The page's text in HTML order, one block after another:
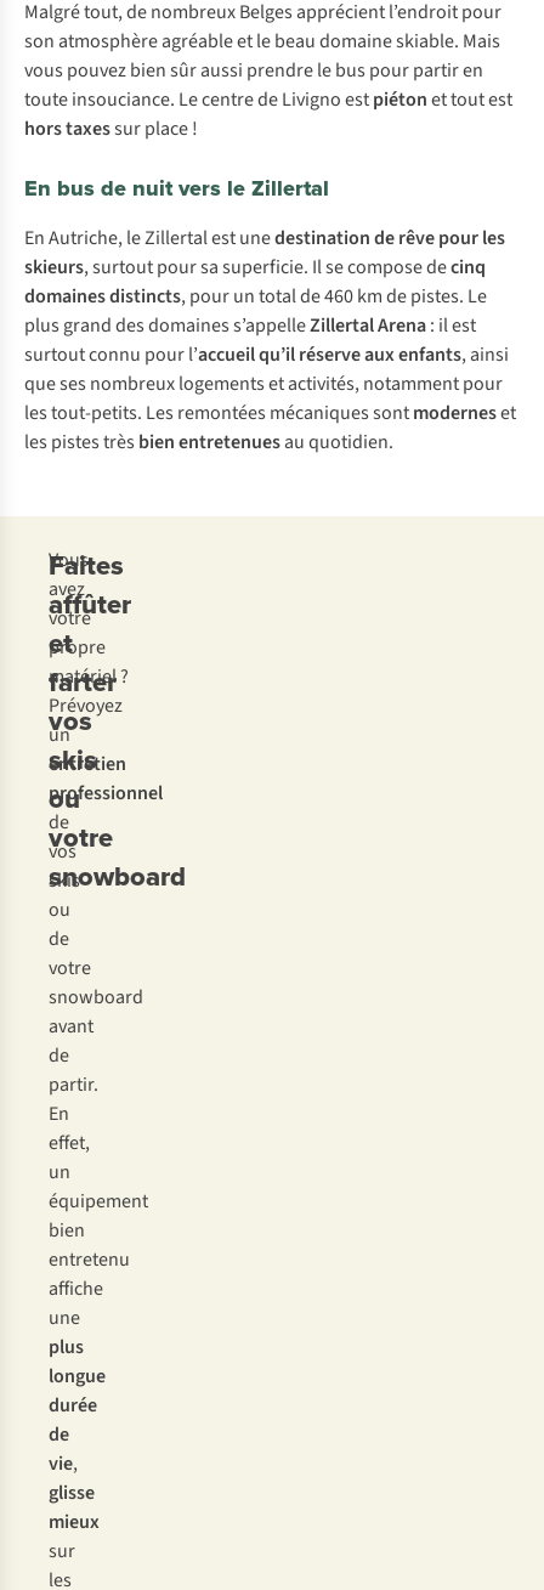
Malgré tout, de nombreux Belges apprécient l’endroit pour
son atmosphère agréable et le beau domaine skiable. Mais
vous pouvez bien sûr aussi prendre le bus pour partir en
toute insouciance. Le centre de Livigno estpiétonet tout est
hors taxessur place !
En bus de nuit vers le Zillertal
En Autriche, le Zillertal est unedestination de rêve pour les
skieurs, surtout pour sa superficie. Il se compose decinq
domaines distincts, pour un total de 460 km de pistes. Le
plus grand des domaines s’appelleZillertal Arena: il est
surtout connu pour l’accueil qu’il réserve aux enfants, ainsi
que ses nombreux logements et activités, notamment pour
les tout-petits. Les remontées mécaniques sontmoderneset
les pistes très bien entretenuesau quotidien.
Faites
affûter
et
farter
vos
skis
ou
votre
snowboard
Vous
avez
votre
propre
matériel ?
Prévoyez
un
entretien
professionnel
de
vos
skis
ou
de
votre
snowboard
avant
de
partir.
En
effet,
un
équipement
bien
entretenu
affiche
une
plus
longue
durée
de
vie,
glisse
mieux
sur
les